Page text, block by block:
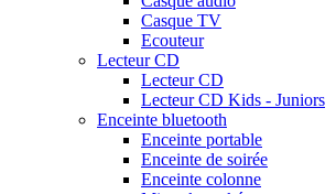
Casque TV
Ecouteur
Lecteur CD
Lecteur CD
Lecteur CD Kids - Juniors
Enceinte bluetooth
Enceinte portable
Enceinte de soirée
Enceinte colonne